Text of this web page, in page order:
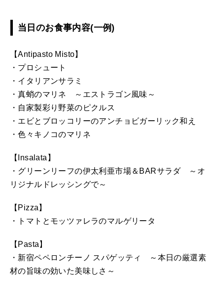
当日のお食事内容(一例)
【Antipasto Misto】
・プロシュート
・イタリアンサラミ
・真蛸のマリネ ～エストラゴン風味～
・自家製彩り野菜のピクルス
・エビとブロッコリーのアンチョビガーリック和え
・色々キノコのマリネ
【Insalata】
・グリーンリーフの伊太利亜市場＆BARサラダ ～オ
リジナルドレッシングで～
【Pizza】
・トマトとモッツァレラのマルゲリータ
【Pasta】
・新宿ペペロンチーノ スパゲッティ ～本日の厳選素
材の旨味の効いた美味しさ～